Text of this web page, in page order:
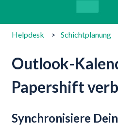
Helpdesk Schichtplanung
Outlook-
Papershift
Synchronisiere